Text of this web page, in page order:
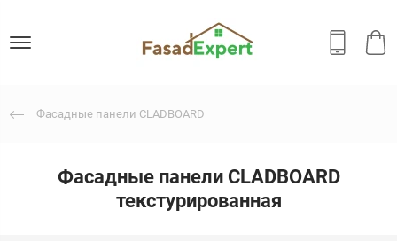
Фасадные панели CLADBOARD
Фасадные панели CLADBOARD
текстурированная